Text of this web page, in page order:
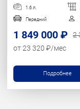
1.6 л.
Передний
1 849 000 ₽
2
от 23 320 ₽/мес
Подробнее